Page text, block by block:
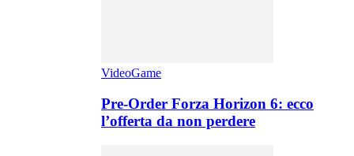
VideoGame
Pre-Order Forza Horizon 6: ecco
l’offerta da non perdere